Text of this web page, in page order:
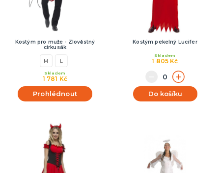
Kostým pro muže - Zlověstný
cirkusák
M L
1 781 Kč
Skladem
Prohlédnout
Kostým pekelný Lucifer
1 805 Kč
Skladem
Do košíku